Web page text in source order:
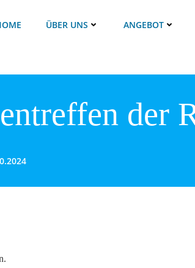
ÜBER UNS ANGEBOT
der